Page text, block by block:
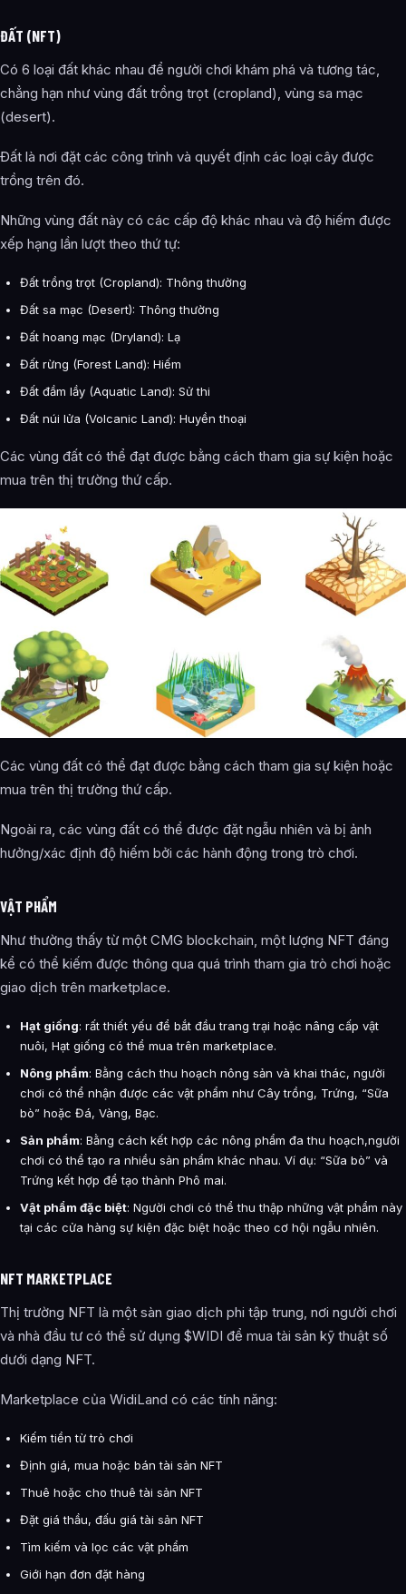
ĐẤT (NFT)
Có 6 loại đất khác nhau để người chơi khám phá và tương tác,
chẳng hạn như vùng đất trồng trọt (cropland), vùng sa mạc
(desert).
Đất là nơi đặt các công trình và quyết định các loại cây được
trồng trên đó.
Những vùng đất này có các cấp độ khác nhau và độ hiếm được
xếp hạng lần lượt theo thứ tự:
Đất trồng trọt (Cropland): Thông thường
Đất sa mạc (Desert): Thông thường
Đất hoang mạc (Dryland): Lạ
Đất rừng (Forest Land): Hiếm
Đất đầm lầy (Aquatic Land): Sử thi
Đất núi lửa (Volcanic Land): Huyền thoại
Các vùng đất có thể đạt được bằng cách tham gia sự kiện hoặc
mua trên thị trường thứ cấp.
Các vùng đất có thể đạt được bằng cách tham gia sự kiện hoặc
mua trên thị trường thứ cấp.
Ngoài ra, các vùng đất có thể được đặt ngẫu nhiên và bị ảnh
hưởng/xác định độ hiếm bởi các hành động trong trò chơi.
VẬT PHẨM
Như thường thấy từ một CMG blockchain, một lượng NFT đáng
kể có thể kiếm được thông qua quá trình tham gia trò chơi hoặc
giao dịch trên marketplace.
Hạt giống: rất thiết yếu để bắt đầu trang trại hoặc nâng cấp vật
nuôi, Hạt giống có thể mua trên marketplace.
Nông phẩm: Bằng cách thu hoạch nông sản và khai thác, người
chơi có thể nhận được các vật phẩm như Cây trồng, Trứng, “Sữa
bò” hoặc Đá, Vàng, Bạc.
Sản phẩm: Bằng cách kết hợp các nông phẩm đa thu hoạch,người
chơi có thể tạo ra nhiều sản phẩm khác nhau. Ví dụ: “Sữa bò” và
Trứng kết hợp để tạo thành Phô mai.
Vật phẩm đặc biệt: Người chơi có thể thu thập những vật phẩm này
tại các cửa hàng sự kiện đặc biệt hoặc theo cơ hội ngẫu nhiên.
NFT MARKETPLACE
Thị trường NFT là một sàn giao dịch phi tập trung, nơi người chơi
và nhà đầu tư có thể sử dụng $WIDI để mua tài sản kỹ thuật số
dưới dạng NFT.
Marketplace của WidiLand có các tính năng:
Kiếm tiền từ trò chơi
Định giá, mua hoặc bán tài sản NFT
Thuê hoặc cho thuê tài sản NFT
Đặt giá thầu, đấu giá tài sản NFT
Tìm kiếm và lọc các vật phẩm
Giới hạn đơn đặt hàng